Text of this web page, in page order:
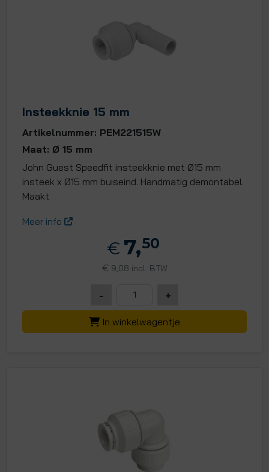
Insteekknie 15 mm
Artikelnummer: PEM221515W
Maat: Ø 15 mm
John Guest Speedfit insteekknie met Ø15 mm
insteek x Ø15 mm buiseind. Handmatig demontabel.
Maakt
Meer info
€ 7,50
€ 9,08 incl. BTW
- +
In winkelwagentje